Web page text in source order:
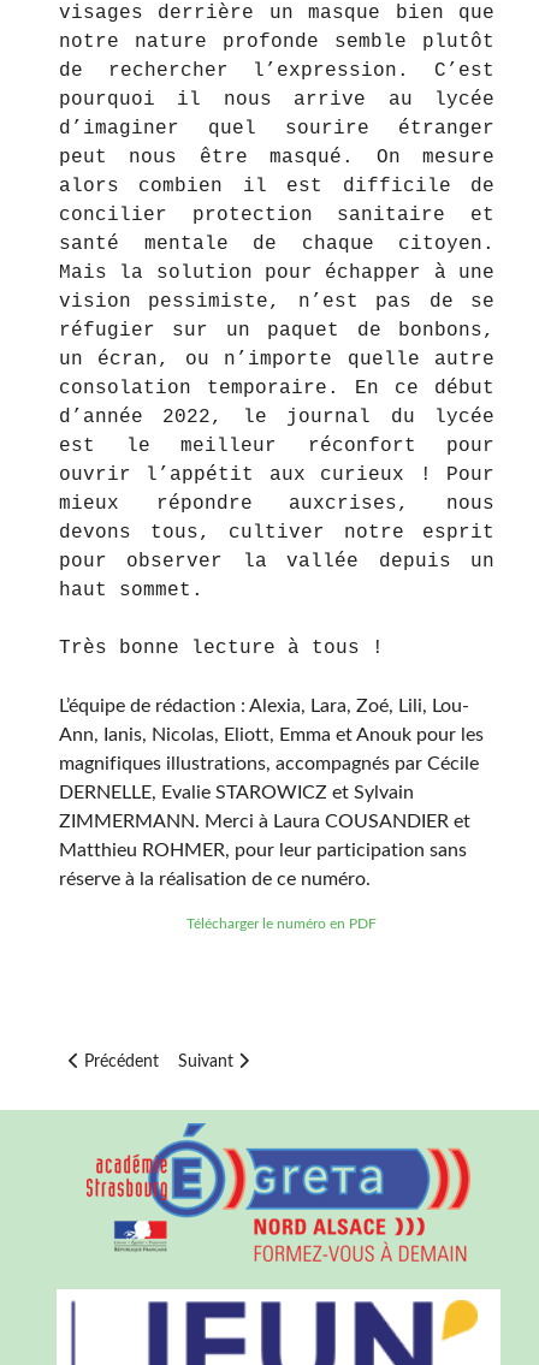
visages derrière un masque bien que
notre nature profonde semble plutôt
de rechercher l’expression. C’est
pourquoi il nous arrive au lycée
d’imaginer quel sourire étranger
peut nous être masqué. On mesure
alors combien il est difficile de
concilier protection sanitaire et
santé mentale de chaque citoyen.
Mais la solution pour échapper à une
vision pessimiste, n’est pas de se
réfugier sur un paquet de bonbons,
un écran, ou n’importe quelle autre
consolation temporaire. En ce début
d’année 2022, le journal du lycée
est le meilleur réconfort pour
ouvrir l’appétit aux curieux ! Pour
mieux répondre auxcrises, nous
devons tous, cultiver notre esprit
pour observer la vallée depuis un
haut sommet.
Très bonne lecture à tous !
L’équipe de rédaction : Alexia, Lara, Zoé, Lili, Lou-
Ann, Ianis, Nicolas, Eliott, Emma et Anouk pour les
magnifiques illustrations, accompagnés par Cécile
DERNELLE, Evalie STAROWICZ et Sylvain
ZIMMERMANN. Merci à Laura COUSANDIER et
Matthieu ROHMER, pour leur participation sans
réserve à la réalisation de ce numéro.
Télécharger le numéro en PDF
Article précédent : BARR'A NEWS - Mars 22
Précédent Article suivant : BARR'A NEWS - Novembre 21
Suivant